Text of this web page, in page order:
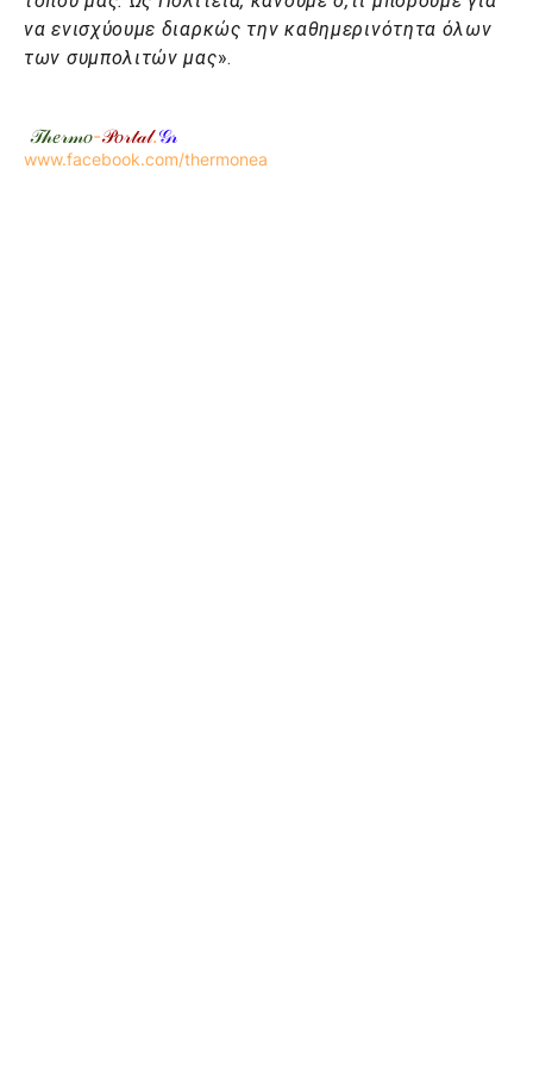
να ενισχύουμε διαρκώς την καθημερινότητα όλων
των συμπολιτών μας».
𝒯𝒽𝑒𝓇𝓂𝑜-𝒫𝑜𝓇𝓉𝒶𝓁.𝒢𝓇
www.facebook.com/thermonea